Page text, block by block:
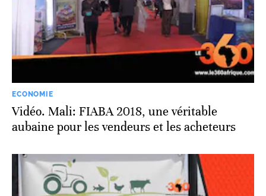
ECONOMIE
Vidéo. Mali: FIABA 2018, une véritable
aubaine pour les vendeurs et les acheteurs